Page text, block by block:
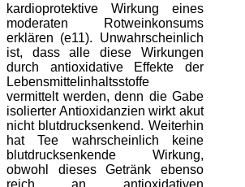
kardioprotektive Wirkung eines
moderaten Rotweinkonsums
erklären (e11). Unwahrscheinlich
ist, dass alle diese Wirkungen
durch antioxidative Effekte der
Lebensmittelinhaltsstoffe
vermittelt werden, denn die Gabe
isolierter Antioxidanzien wirkt akut
nicht blutdrucksenkend. Weiterhin
hat Tee wahrscheinlich keine
blutdrucksenkende Wirkung,
obwohl dieses Getränk ebenso